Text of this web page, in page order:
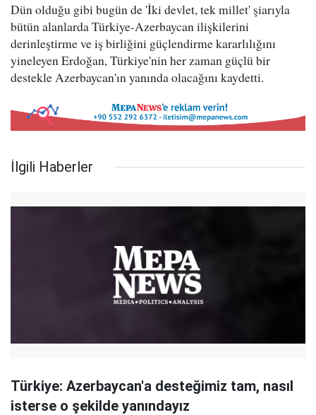
Dün olduğu gibi bugün de 'İki devlet, tek millet' şiarıyla
bütün alanlarda Türkiye-Azerbaycan ilişkilerini
derinleştirme ve iş birliğini güçlendirme kararlılığını
yineleyen Erdoğan, Türkiye'nin her zaman güçlü bir
destekle Azerbaycan'ın yanında olacağını kaydetti.
İlgili Haberler
Türkiye: Azerbaycan'a desteğimiz tam, nasıl
isterse o şekilde yanındayız